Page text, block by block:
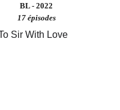
BL - 2022
17 épisodes